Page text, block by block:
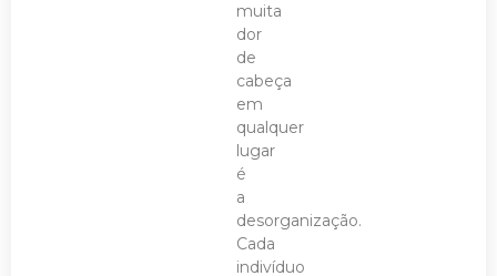
muita
dor
de
cabeça
em
qualquer
lugar
é
a
desorganização.
Cada
indivíduo